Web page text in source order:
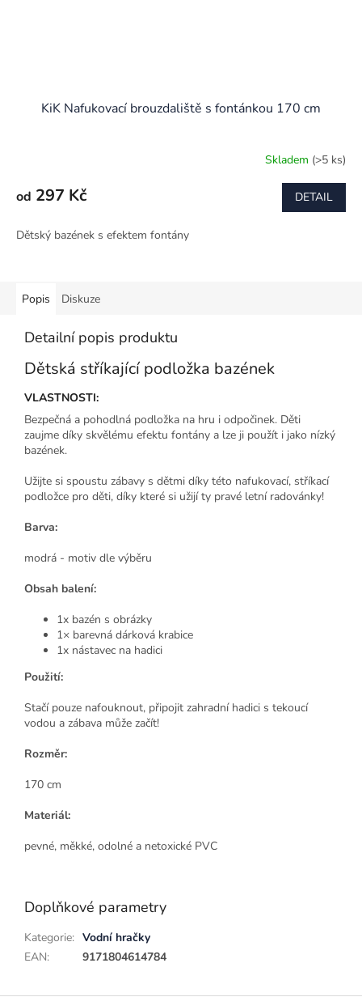
KiK Nafukovací brouzdaliště s fontánkou 170 cm
Skladem (>5 ks)
od 297 Kč DETAIL
Dětský bazének s efektem fontány
Popis Diskuze
Detailní popis produktu
Dětská stříkající podložka bazének
VLASTNOSTI:
Bezpečná a pohodlná podložka na hru i odpočinek. Děti
zaujme díky skvělému efektu fontány a lze ji použít i jako nízký
bazének.
Užijte si spoustu zábavy s dětmi díky této nafukovací, stříkací
podložce pro děti, díky které si užijí ty pravé letní radovánky!
Barva:
modrá - motiv dle výběru
Obsah balení:
1x bazén s obrázky
1× barevná dárková krabice
1x nástavec na hadici
Použití:
Stačí pouze nafouknout, připojit zahradní hadici s tekoucí
vodou a zábava může začít!
Rozměr:
170 cm
Materiál:
pevné, měkké, odolné a netoxické PVC
Doplňkové parametry
Kategorie: Vodní hračky
EAN: 9171804614784